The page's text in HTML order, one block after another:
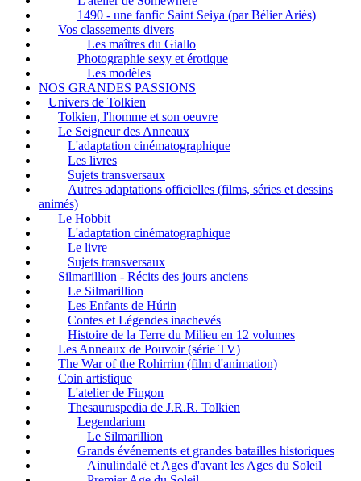
1490 - une fanfic Saint Seiya (par Bélier Ariès)
Vos classements divers
Les maîtres du Giallo
Photographie sexy et érotique
Les modèles
NOS GRANDES PASSIONS
Univers de Tolkien
Tolkien, l'homme et son oeuvre
Le Seigneur des Anneaux
L'adaptation cinématographique
Les livres
Sujets transversaux
Autres adaptations officielles (films, séries et dessins
animés)
Le Hobbit
L'adaptation cinématographique
Le livre
Sujets transversaux
Silmarillion - Récits des jours anciens
Le Silmarillion
Les Enfants de Húrin
Contes et Légendes inachevés
Histoire de la Terre du Milieu en 12 volumes
Les Anneaux de Pouvoir (série TV)
The War of the Rohirrim (film d'animation)
Coin artistique
L'atelier de Fingon
Thesauruspedia de J.R.R. Tolkien
Legendarium
Le Silmarillion
Grands événements et grandes batailles historiques
Ainulindalë et Ages d'avant les Ages du Soleil